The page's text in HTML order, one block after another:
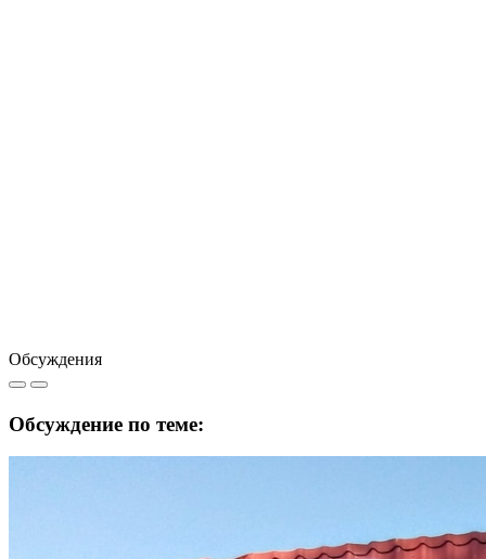
Обсуждения
Обсуждение по теме: